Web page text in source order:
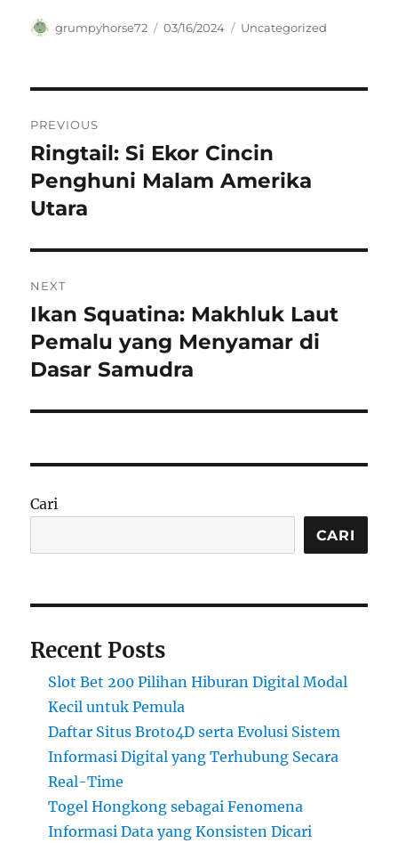
Author
grumpyhorse72
Posted
03/16/2024 Categories
Uncategorized
pos
PREVIOUS
Previous
post:
Ringtail: Si Ekor Cincin
Penghuni Malam Amerika
Utara
NEXT
Next
post:
Ikan Squatina: Makhluk Laut
Pemalu yang Menyamar di
Dasar Samudra
Cari
CARI
Recent Posts
Slot Bet 200 Pilihan Hiburan Digital Modal
Kecil untuk Pemula
Daftar Situs Broto4D serta Evolusi Sistem
Informasi Digital yang Terhubung Secara
Real-Time
Togel Hongkong sebagai Fenomena
Informasi Data yang Konsisten Dicari